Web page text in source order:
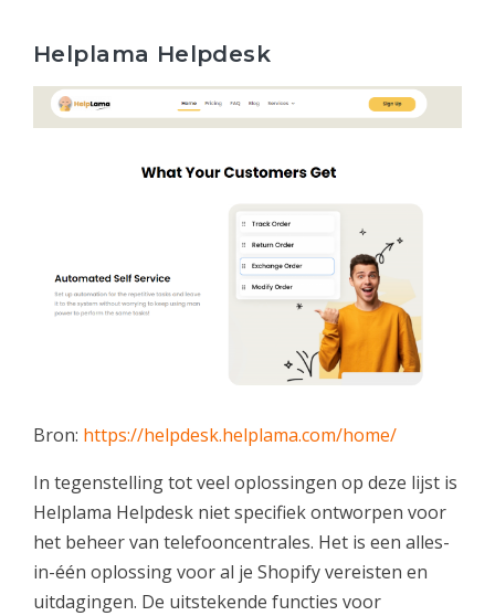
Helplama Helpdesk
Bron: https://helpdesk.helplama.com/home/
In tegenstelling tot veel oplossingen op deze lijst is
Helplama Helpdesk niet specifiek ontworpen voor
het beheer van telefooncentrales. Het is een alles-
in-één oplossing voor al je Shopify vereisten en
uitdagingen. De uitstekende functies voor